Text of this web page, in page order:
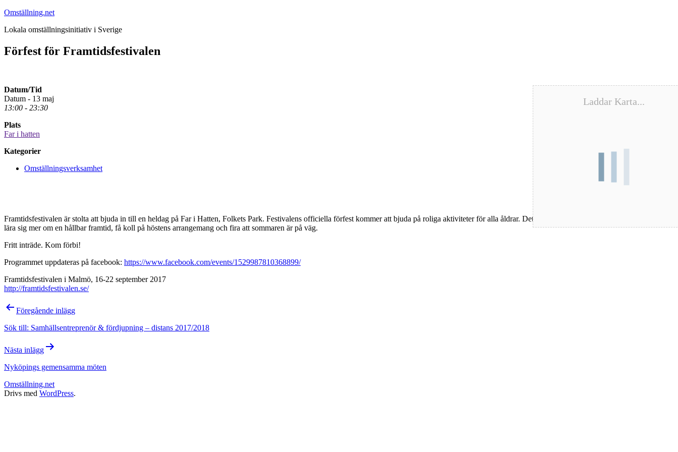
Hoppa
innehåll
Omställning.net
Lokala omställningsinitiativ i Sverige
Förfest för Framtidsfestivalen
Laddar Karta...
Datum/Tid
Datum - 13 maj
13:00 - 23:30
Plats
Far i hatten
Kategorier
Omställningsverksamhet
Framtidsfestivalen är stolta att bjuda in till en heldag på Far i Hatten, Folkets Park. Festivalens officiella förfest kommer att bjuda på roliga aktiviteter för alla åldrar. Det blir en plats att träffa festivalens arrangörer,
lära sig mer om en hållbar framtid, få koll på höstens arrangemang och fira att sommaren är på väg.
Fritt inträde. Kom förbi!
Programmet uppdateras på facebook: https://www.facebook.com/events/1529987810368899/
Framtidsfestivalen i Malmö, 16-22 september 2017
http://framtidsfestivalen.se/
Inläggsnavigering
Föregående inlägg
Sök till: Samhällsentreprenör & fördjupning – distans 2017/2018
Nästa inlägg
Nyköpings gemensamma möten
Omställning.net
Drivs med WordPress.